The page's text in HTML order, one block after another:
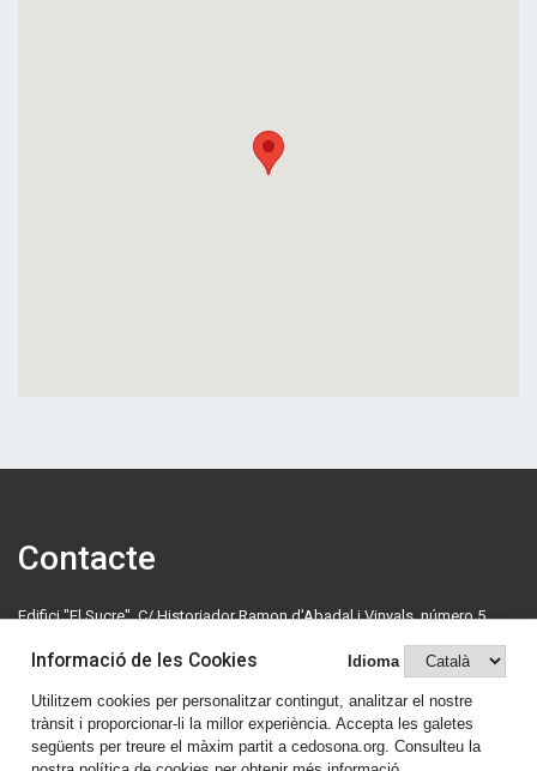
Contacte
Edifici "El Sucre", C/ Historiador Ramon d'Abadal i Vinyals, número 5,
cedosona@cedosona.org
Política de cookies
Informació de les Cookies Idioma
Utilitzem cookies per personalitzar contingut, analitzar el nostre
trànsit i proporcionar-li la millor experiència. Accepta les galetes
següents per treure el màxim partit a cedosona.org. Consulteu la